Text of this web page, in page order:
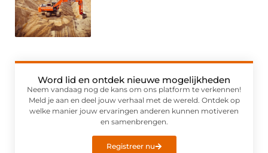
Word lid en ontdek nieuwe mogelijkheden
Neem vandaag nog de kans om ons platform te verkennen!
Meld je aan en deel jouw verhaal met de wereld. Ontdek op
welke manier jouw ervaringen anderen kunnen motiveren
en samenbrengen.
Registreer nu